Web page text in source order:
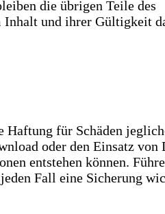
die übrigen Teile des
Inhalt und ihrer Gültigkeit
Haftung für Schäden
oder den Einsatz von
entstehen können.
Fall eine Sicherung